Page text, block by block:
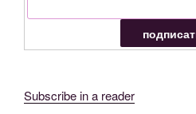
Subscribe in a reader